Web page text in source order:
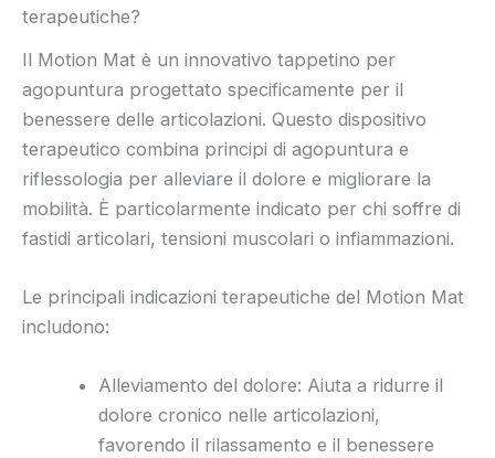
terapeutiche?
Il Motion Mat è un innovativo tappetino per
agopuntura progettato specificamente per il
benessere delle articolazioni. Questo dispositivo
terapeutico combina principi di agopuntura e
riflessologia per alleviare il dolore e migliorare la
mobilità. È particolarmente indicato per chi soffre di
fastidi articolari, tensioni muscolari o infiammazioni.
Le principali indicazioni terapeutiche del Motion Mat
includono:
Alleviamento del dolore: Aiuta a ridurre il
dolore cronico nelle articolazioni,
favorendo il rilassamento e il benessere